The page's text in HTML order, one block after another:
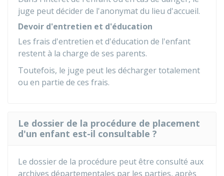
juge peut décider de l'anonymat du lieu d'accueil.
Devoir d'entretien et d'éducation
Les frais d'entretien et d'éducation de l'enfant
restent à la charge de ses parents.
Toutefois, le juge peut les décharger totalement
ou en partie de ces frais.
Le dossier de la procédure de placement
d'un enfant est-il consultable ?
Le dossier de la procédure peut être consulté aux
archives départementales par les parties, après